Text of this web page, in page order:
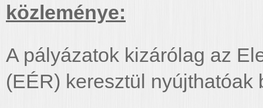
közleménye:
A pályázatok kizárólag az
(EÉR) keresztül nyújthatóak